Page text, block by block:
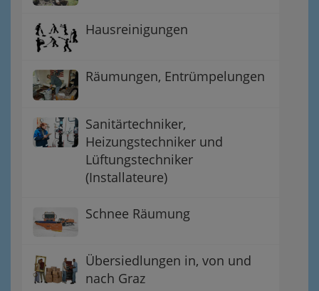
Hausreinigungen
Räumungen, Entrümpelungen
Sanitärtechniker,
Heizungstechniker und
Lüftungstechniker
(Installateure)
Schnee Räumung
Übersiedlungen in, von und
nach Graz